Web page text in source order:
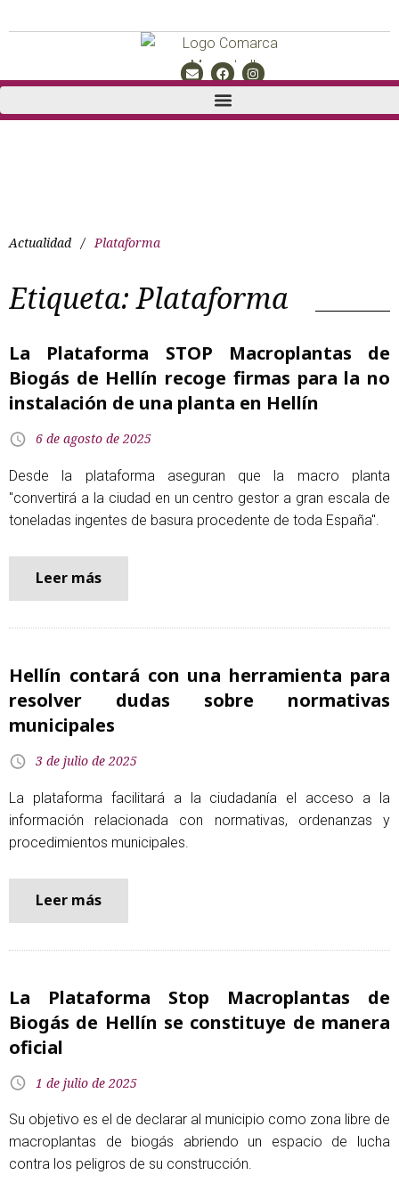
Actualidad / Plataforma
Etiqueta:Plataforma
La Plataforma STOP Macroplantas de
Biogás de Hellín recoge firmas para la no
instalación de una planta en Hellín
6 de agosto de 2025
Desde la plataforma aseguran que la macro planta
"convertirá a la ciudad en un centro gestor a gran escala de
toneladas ingentes de basura procedente de toda España".
Leer más
Hellín contará con una herramienta para
resolver dudas sobre normativas
municipales
3 de julio de 2025
La plataforma facilitará a la ciudadanía el acceso a la
información relacionada con normativas, ordenanzas y
procedimientos municipales.
Leer más
La Plataforma Stop Macroplantas de
Biogás de Hellín se constituye de manera
oficial
1 de julio de 2025
Su objetivo es el de declarar al municipio como zona libre de
macroplantas de biogás abriendo un espacio de lucha
contra los peligros de su construcción.